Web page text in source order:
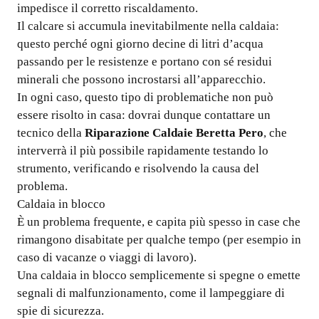
impedisce il corretto riscaldamento.
Il calcare si accumula inevitabilmente nella caldaia:
questo perché ogni giorno decine di litri d’acqua
passando per le resistenze e portano con sé residui
minerali che possono incrostarsi all’apparecchio.
In ogni caso, questo tipo di problematiche non può
essere risolto in casa: dovrai dunque contattare un
tecnico della Riparazione Caldaie Beretta Pero, che
interverrà il più possibile rapidamente testando lo
strumento, verificando e risolvendo la causa del
problema.
Caldaia in blocco
È un problema frequente, e capita più spesso in case che
rimangono disabitate per qualche tempo (per esempio in
caso di vacanze o viaggi di lavoro).
Una caldaia in blocco semplicemente si spegne o emette
segnali di malfunzionamento, come il lampeggiare di
spie di sicurezza.